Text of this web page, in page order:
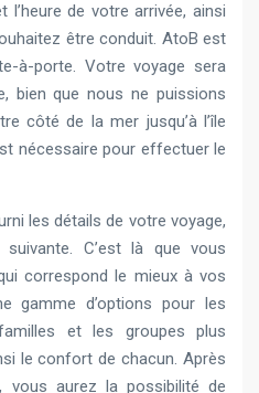
de votre arrivée, ainsi
être conduit. AtoB est
à-porte. Votre voyage sera
bien que nous ne puissions
côté de la mer jusqu’à l’île
nécessaire pour effectuer le
les détails de votre voyage,
C’est là que vous
correspond le mieux à vos
gamme d’options pour les
et les groupes plus
le confort de chacun. Après
vous aurez la possibilité de